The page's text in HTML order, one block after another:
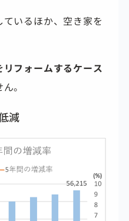
いるほか、空き家を
リフォームするケース
。
減